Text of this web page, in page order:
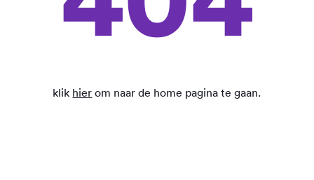
klik hier om naar de home pagina te gaan.